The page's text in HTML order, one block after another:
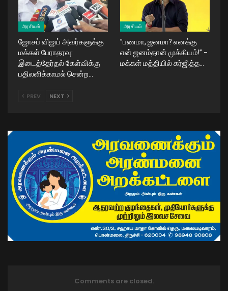
அரசியல்
ஜோசப் விஜய் அவர்களுக்கு
மக்கள் பேராதரவு:
இடைத்தேர்தல் கேள்விக்கு
பதிலளிக்காமல் சென்ற…
அரசியல்
​”பணமா, ஜனமா? எனக்கு
என் ஜனம்தான் முக்கியம்!” –
மக்கள் மத்தியில் கர்ஜித்த…
PREV NEXT
Comments are closed.